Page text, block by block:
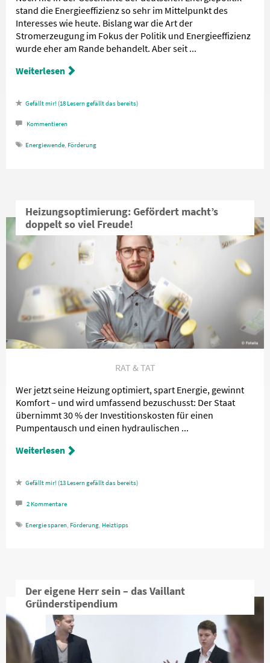
stand die Energieeffizienz so sehr im Mittelpunkt des
Interesses wie heute. Bislang war die Art der
Stromerzeugung im Fokus der Politik und Energieeffizienz
wurde eher am Rande behandelt. Aber seit ...
Weiterlesen
18 Lesern gefällt das
Kommentieren
Energiewende, Förderung
Heizungsoptimierung: Gefördert macht’s
doppelt so viel Freude!
RAT & TAT
Wer jetzt seine Heizung optimiert, spart Energie, gewinnt
Komfort – und wird umfassend bezuschusst: Der Staat
übernimmt 30 % der Investitionskosten für einen
Pumpentausch und einen hydraulischen ...
Weiterlesen
13 Lesern gefällt das
2 Kommentare
Energie sparen, Förderung, Heiztipps
Der eigene Herr sein – das Vaillant
Gründerstipendium